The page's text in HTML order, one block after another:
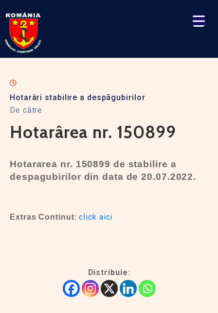
Hotarâri stabilire a despãgubirilor
De către
Hotarârea nr. 150899
Hotararea nr. 150899 de stabilire a
despagubirilor din data de 20.07.2022.
Extras Continut:click aici
Distribuie: